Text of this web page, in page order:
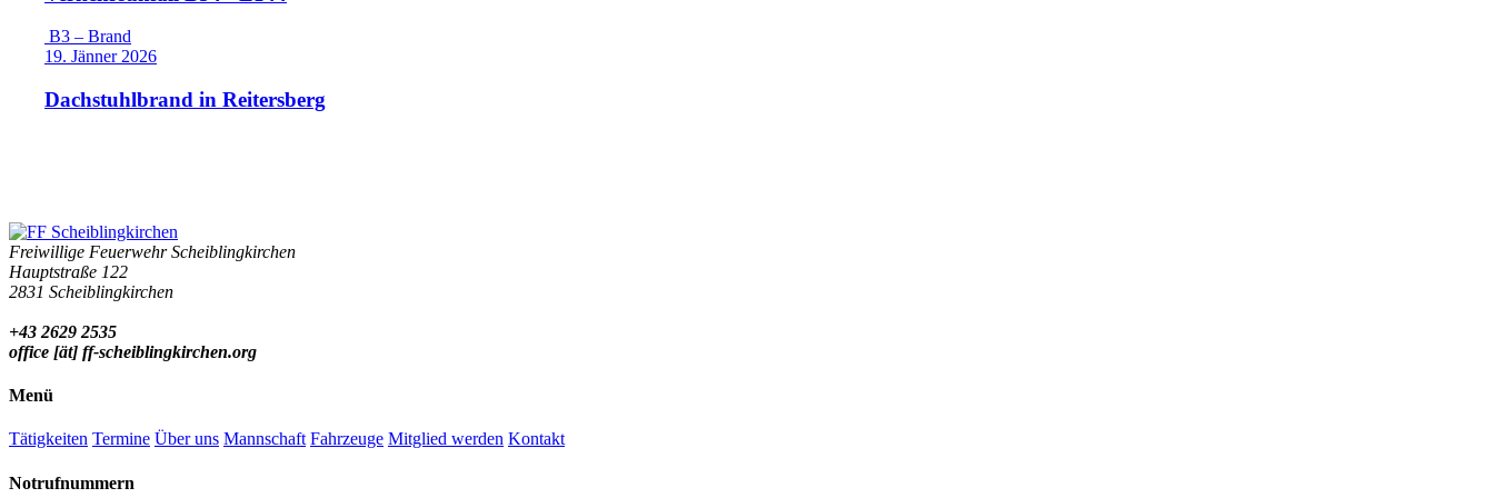
B3 – Brand
19. Jänner 2026
Dachstuhlbrand in Reitersberg
Freiwillige Feuerwehr Scheiblingkirchen
Hauptstraße 122
2831 Scheiblingkirchen
+43 2629 2535
office [ät] ff-scheiblingkirchen.org
Menü
Tätigkeiten Termine Über uns Mannschaft Fahrzeuge Mitglied werden Kontakt
Notrufnummern